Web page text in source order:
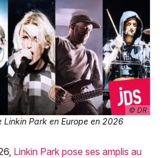
© DR
Linkin Park en Europe en 2026
Linkin Park pose ses amplis au